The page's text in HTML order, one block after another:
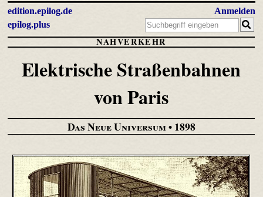
edition.epilog.de
epilog.plus
Anmelden
NAHVERKEHR
Elektrische Straßenbahnen
von Paris
Das Neue Universum• 1898